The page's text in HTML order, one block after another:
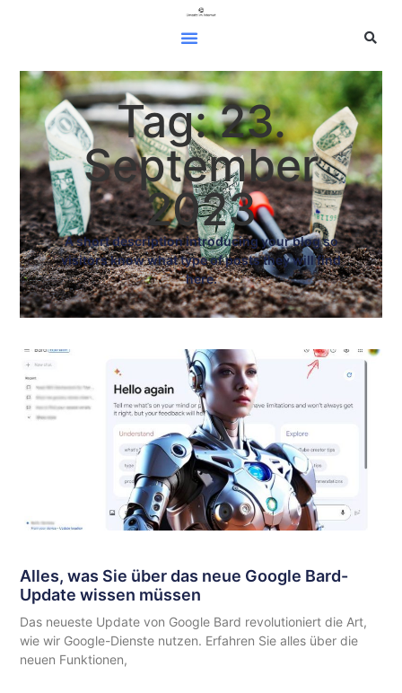
Tag: 23.
September
2023
A short description introducing your blog so
visitors know what type of posts they will find
here.
Alles, was Sie über das neue Google Bard-
Update wissen müssen
Das neueste Update von Google Bard revolutioniert die Art,
wie wir Google-Dienste nutzen. Erfahren Sie alles über die
neuen Funktionen,